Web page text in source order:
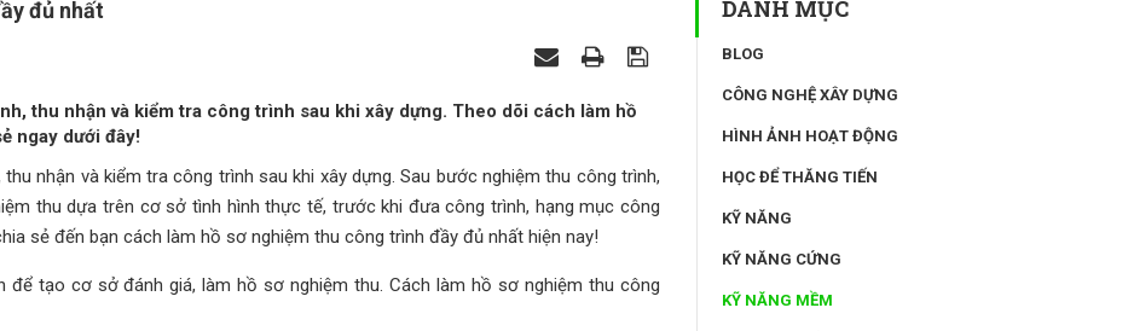
đủ nhất
thu nhận và kiểm tra công trình sau khi xây dựng. Theo dõi cách làm hồ
ngay dưới đây!
nhận và kiểm tra công trình sau khi xây dựng. Sau bước nghiệm thu công trình,
thu dựa trên cơ sở tình hình thực tế, trước khi đưa công trình, hạng mục công
sẻ đến bạn cách làm hồ sơ nghiệm thu công trình đầy đủ nhất hiện nay!
để tạo cơ sở đánh giá, làm hồ sơ nghiệm thu. Cách làm hồ sơ nghiệm thu công
DANH MỤC
BLOG
CÔNG NGHỆ XÂY DỰNG
HÌNH ẢNH HOẠT ĐỘNG
HỌC ĐỂ THĂNG TIẾN
KỸ NĂNG
KỸ NĂNG CỨNG
KỸ NĂNG MỀM